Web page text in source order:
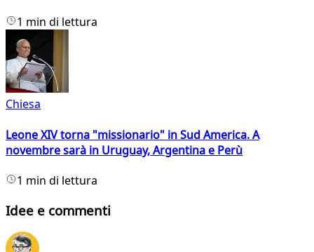
1 min di lettura
Chiesa
Leone XIV torna "missionario" in Sud America. A
novembre sarà in Uruguay, Argentina e Perù
1 min di lettura
Idee e commenti